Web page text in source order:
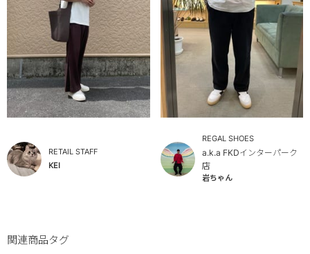
RETAIL STAFF
KEI
REGAL SHOES
a.k.a FKDインターパーク
店
岩ちゃん
関連商品タグ